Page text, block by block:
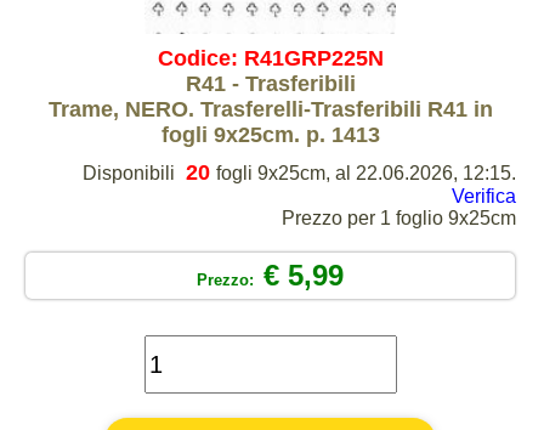
Codice: R41GRP225N
R41 - Trasferibili
Trame, NERO. Trasferelli-Trasferibili R41 in
fogli 9x25cm. p. 1413
Disponibili 20 fogli 9x25cm, al 22.06.2026, 12:15.
Verifica
Prezzo per 1 foglio 9x25cm
Prezzo: € 5,99